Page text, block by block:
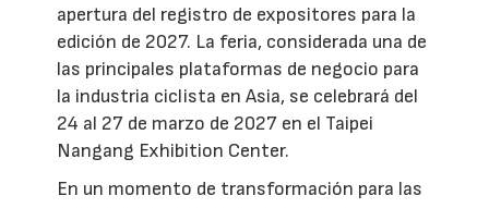
apertura del registro de expositores para la
edición de 2027. La feria, considerada una de
las principales plataformas de negocio para
la industria ciclista en Asia, se celebrará del
24 al 27 de marzo de 2027 en el Taipei
Nangang Exhibition Center.
En un momento de transformación para las